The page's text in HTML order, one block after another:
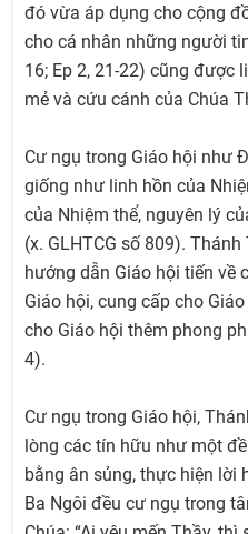
đó vừa áp dụng cho cộng
cho cá nhân những người
16; Ep 2, 21-22) cũng được
mẻ và cứu cánh của Chúa
Cư ngụ trong Giáo hội như
giống như linh hồn của
của Nhiệm thể, nguyên lý
(x. GLHTCG số 809).
hướng dẫn Giáo hội tiến về
Giáo hội, cung cấp cho
cho Giáo hội thêm phong
4).
Cư ngụ trong Giáo hội,
lòng các tín hữu như một
bằng ân sủng, thực hiện lời
Ba Ngôi đều cư ngụ trong